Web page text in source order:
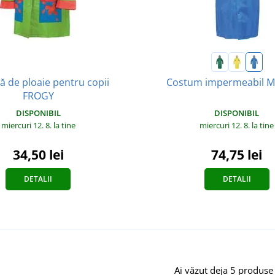
de ploaie pentru copii
FROGY
DISPONIBIL
miercuri 12. 8. la tine
34,50 lei
DETALII
Costum impermeabil
DISPONIBIL
miercuri 12. 8. la tine
74,75 lei
DETALII
Ai văzut deja 5